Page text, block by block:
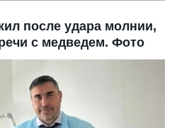
после удара молнии,
с медведем. Фото